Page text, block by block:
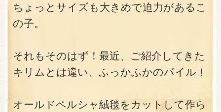
ちょっとサイズも大きめで迫力があるこ
の子。
それもそのはず！最近、ご紹介してきた
キリムとは違い、ふっかふかのパイル！
オールドペルシャ絨毯をカットして作ら